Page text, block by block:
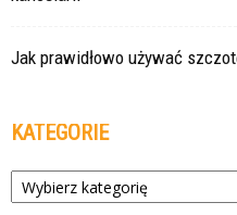
Jak prawidłowo używać
KATEGORIE
Kategorie